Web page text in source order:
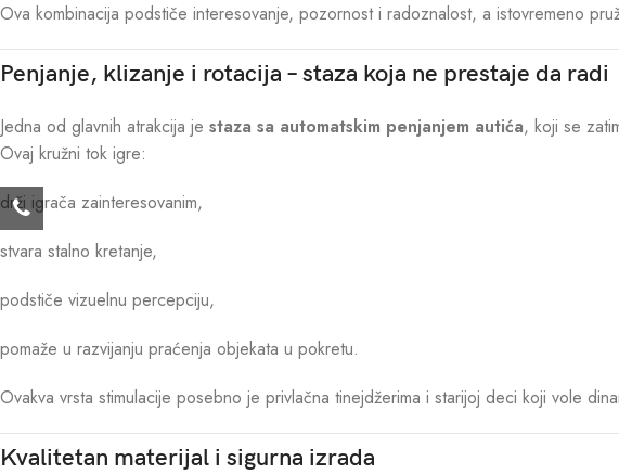
Ova kombinacija podstiče interesovanje, pozornost i radoznalost, a istovremeno
Penjanje, klizanje i rotacija – staza koja ne prestaje da radi
Jedna od glavnih atrakcija je staza sa automatskim penjanjem autića, koji se
Ovaj kružni tok igre:
drži igrača zainteresovanim,
stvara stalno kretanje,
podstiče vizuelnu percepciju,
pomaže u razvijanju praćenja objekata u pokretu.
Ovakva vrsta stimulacije posebno je privlačna tinejdžerima i starijoj deci koji vole
Kvalitetan materijal i sigurna izrada